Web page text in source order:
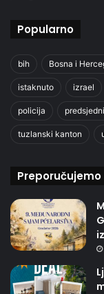
Popularno
bih Bosna i
istaknuto izrael
policija
tuzlanski kanton
Preporučujemo